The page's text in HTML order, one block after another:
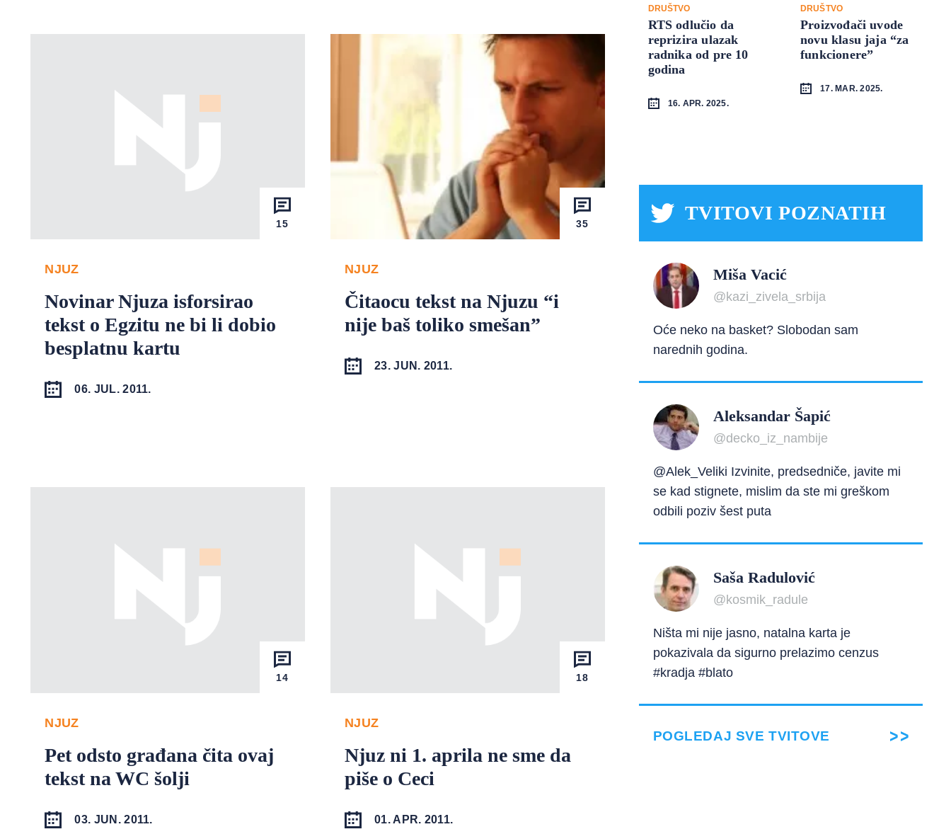
15
NJUZ
Novinar Njuza isforsirao
tekst o Egzitu ne bi li dobio
besplatnu kartu
06. JUL. 2011.
35
NJUZ
Čitaocu tekst na Njuzu “i
nije baš toliko smešan”
23. JUN. 2011.
14
NJUZ
Pet odsto građana čita ovaj
tekst na WC šolji
03. JUN. 2011.
18
NJUZ
Njuz ni 1. aprila ne sme da
piše o Ceci
01. APR. 2011.
DRUŠTVO
RTS odlučio da
reprizira ulazak
radnika od pre 10
godina
16. APR. 2025.
DRUŠTVO
Proizvođači uvode
novu klasu jaja “za
funkcionere”
17. MAR. 2025.
TVITOVI POZNATIH
Miša Vacić
@kazi_zivela_srbija
Oće neko na basket? Slobodan sam
narednih godina.
Aleksandar Šapić
@decko_iz_nambije
@Alek_Veliki Izvinite, predsedniče, javite mi
se kad stignete, mislim da ste mi greškom
odbili poziv šest puta
Saša Radulović
@kosmik_radule
Ništa mi nije jasno, natalna karta je
pokazivala da sigurno prelazimo cenzus
#kradja #blato
POGLEDAJ SVE TVITOVE